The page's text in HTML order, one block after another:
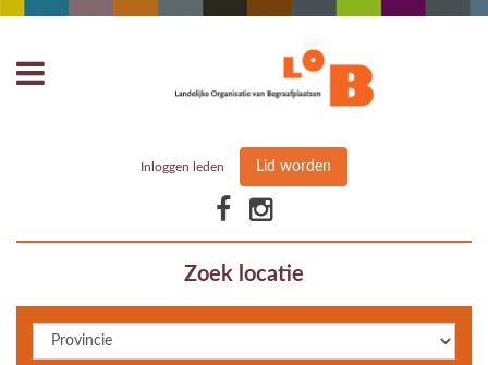
Inloggen leden Lid worden
Zoek locatie